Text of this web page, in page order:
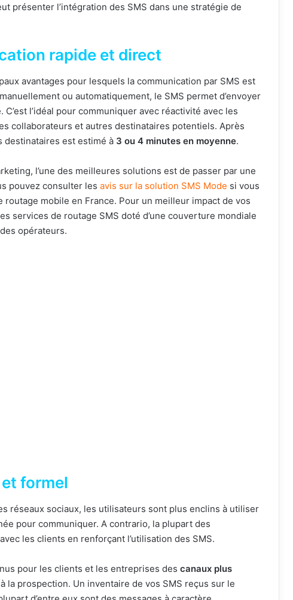
présenter l’intégration des SMS dans une stratégie de
rapide et direct
avantages pour lesquels la communication par SMS est
ou automatiquement, le SMS permet d’envoyer
l’idéal pour communiquer avec réactivité avec les
collaborateurs et autres destinataires potentiels. Après
destinataires est estimé à 3 ou 4 minutes en moyenne.
l’une des meilleures solutions est de passer par une
pouvez consulter les avis sur la solution SMS Mode si vous
mobile en France. Pour un meilleur impact de vos
services de routage SMS doté d’une couverture mondiale
opérateurs.
formel
réseaux sociaux, les utilisateurs sont plus enclins à utiliser
pour communiquer. A contrario, la plupart des
les clients en renforçant l’utilisation des SMS.
pour les clients et les entreprises des canaux plus
la prospection. Un inventaire de vos SMS reçus sur le